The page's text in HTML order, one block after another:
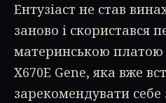
Ентузіаст не став
заново і скористався
материнською платою
X670E Gene, яка вже
зарекомендувати